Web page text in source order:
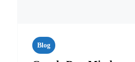
Blog